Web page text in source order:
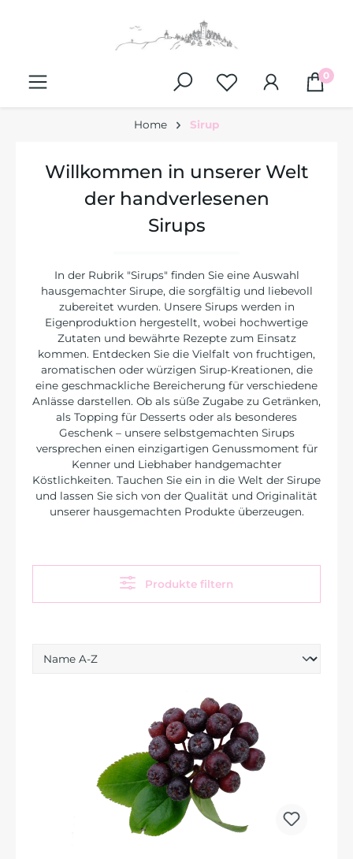
0
Home Sirup
Willkommen in unserer Welt
der handverlesenen
Sirups
In der Rubrik "Sirups" finden Sie eine Auswahl
hausgemachter Sirupe, die sorgfältig und liebevoll
zubereitet wurden. Unsere Sirups werden in
Eigenproduktion hergestellt, wobei hochwertige
Zutaten und bewährte Rezepte zum Einsatz
kommen. Entdecken Sie die Vielfalt von fruchtigen,
aromatischen oder würzigen Sirup-Kreationen, die
eine geschmackliche Bereicherung für verschiedene
Anlässe darstellen. Ob als süße Zugabe zu Getränken,
als Topping für Desserts oder als besonderes
Geschenk – unsere selbstgemachten Sirups
versprechen einen einzigartigen Genussmoment für
Kenner und Liebhaber handgemachter
Köstlichkeiten. Tauchen Sie ein in die Welt der Sirupe
und lassen Sie sich von der Qualität und Originalität
unserer hausgemachten Produkte überzeugen.
Produkte filtern